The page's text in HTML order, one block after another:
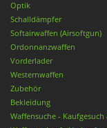
Optik
Schalldämpfer
Softairwaffen (Airsoftgun)
Ordonnanzwaffen
Vorderlader
Westernwaffen
Zubehör
Bekleidung
Waffensuche - Kaufgesuch